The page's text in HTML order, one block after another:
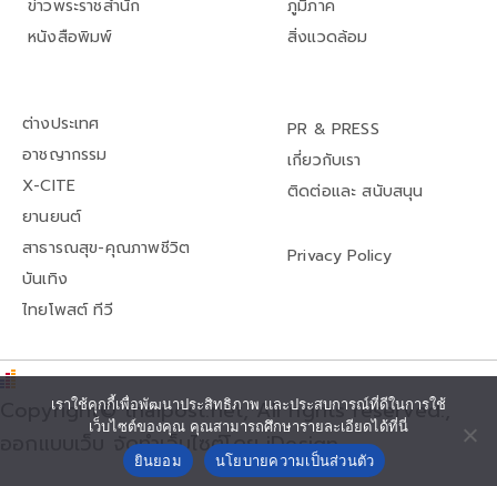
ข่าวพระราชสำนัก
หนังสือพิมพ์
ภูมิภาค
สิ่งแวดล้อม
ต่างประเทศ
อาชญากรรม
X-CITE
ยานยนต์
สาธารณสุข-คุณภาพชีวิต
บันเทิง
ไทยโพสต์ ทีวี
PR & PRESS
เกี่ยวกับเรา
ติดต่อและ สนับสนุน
Privacy Policy
Copyright© thaipost.net, All rights reserved.,
ออกแบบเว็บ จัดทำเว็บไซต์โดย iDesign
เราใช้คุกกี้เพื่อพัฒนาประสิทธิภาพ และประสบการณ์ที่ดีในการใช้
เว็บไซต์ของคุณ คุณสามารถศึกษารายละเอียดได้ที่นี่
ยินยอม
นโยบายความเป็นส่วนตัว